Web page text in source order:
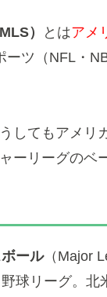
） とはアメ
ツ（NFL・
してもアメ
ーリーグの
ール（Major
球リーグ。北